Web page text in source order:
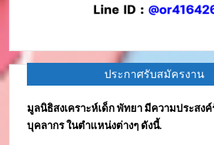
ประกาศรับสมัครงาน
มูลนิธิสงเคราะห์เด็ก พัทยา มีความประสง
บุคลากร ในตำแหน่งต่างๆ ดังนี้.